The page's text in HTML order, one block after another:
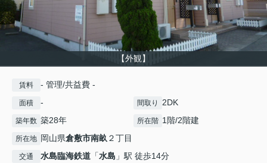
【外観】
賃料 - 管理/共益費 -
面積 - 間取り 2DK
築年数 築28年 所在階 1階/2階建
所在地 岡山県倉敷市南畝２丁目
交通 水島臨海鉄道 「水島 」駅 徒歩14分